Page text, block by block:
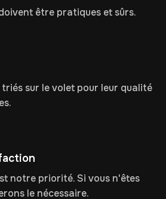
être pratiques et sûrs.
sur le volet pour leur qualité
notre priorité. Si vous n'êtes
le nécessaire.